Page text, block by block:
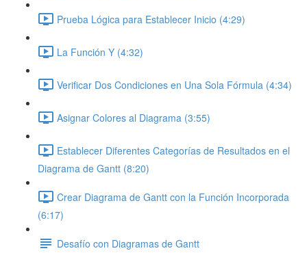
Prueba Lógica para Establecer Inicio (4:29)
La Función Y (4:32)
Verificar Dos Condiciones en Una Sola Fórmula (4:34)
Asignar Colores al Diagrama (3:55)
Establecer Diferentes Categorías de Resultados en el
Diagrama de Gantt (8:20)
Crear Diagrama de Gantt con la Función Incorporada
(6:17)
Desafío con Diagramas de Gantt